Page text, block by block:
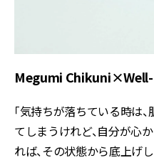
Megumi
「気持ちが落ちている時は
てしまうけれど、自分が心
れば、その状態から底上げ